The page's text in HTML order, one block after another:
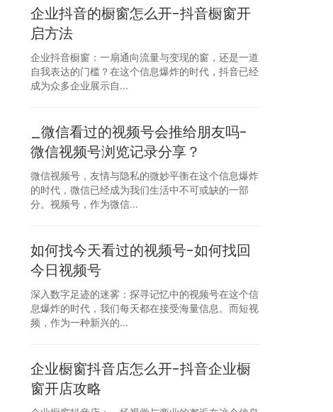
企业抖音的橱窗怎么开-抖音橱窗开
启方法
企业抖音橱窗：一扇通向流量与变现的窗，还是一道
自我表达的门槛？在这个信息爆炸的时代，抖音已经
成为众多企业展示自...
_微信看过的视频号会推给朋友吗-
微信视频号浏览记录分享？
微信视频号，友情与隐私的微妙平衡在这个信息爆炸
的时代，微信已经成为我们生活中不可或缺的一部
分。视频号，作为微信...
如何找今天看过的视频号-如何找回
今日视频号
深入数字足迹的迷雾：探寻记忆中的视频号在这个信
息爆炸的时代，我们每天都在接受海量信息。而短视
频，作为一种新兴的...
企业橱窗抖音店怎么开-抖音企业橱
窗开店攻略